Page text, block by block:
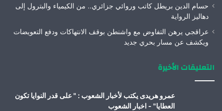
حسام الدين بريطل كاتب وروائي جزائري.. من الكيمياء والبترول إلى
دهاليز الرواية
عراقجي يرهن التفاوض مع واشنطن بوقف الانتهاكات ودفع التعويضات
ويكشف عن مسار بحري جديد
التعليقات الأخيرة
عمرو هريدى يكتب لأخبار الشعوب : " على قدر النوايا تكون
العطايا" - اخبار الشعوب